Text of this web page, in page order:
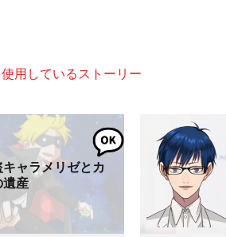
使用しているストーリー
キャラメリゼとカ
遺産